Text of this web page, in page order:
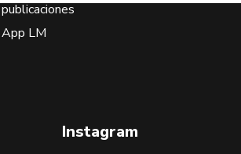
publicaciones
App LM
Instagram